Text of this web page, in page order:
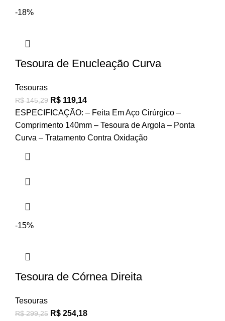
-18%
Tesoura de Enucleação Curva
Tesouras
R$145,29 R$ 119,14
ESPECIFICAÇÃO: – Feita Em Aço Cirúrgico –
Comprimento 140mm – Tesoura de Argola – Ponta
Curva – Tratamento Contra Oxidação
-15%
Tesoura de Córnea Direita
Tesouras
R$299,25 R$ 254,18